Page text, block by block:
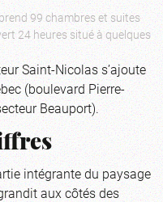
99 chambres et suites
24 heures situé à quelques
Saint-Nicolas s’ajoute
(boulevard Pierre-
Beauport).
intégrante du paysage
aux côtés des